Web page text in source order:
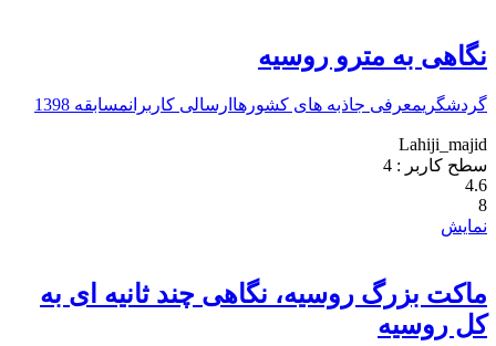
نگاهی به مترو روسیه
گردشگریمعرفی جاذبه های کشورها ارسالی کاربرانمسابقه 1398
Lahiji_majid
سطح کاربر : 4
4.6
8
نمایش
ماکت بزرگ روسیه، نگاهی چند ثانیه ای به
کل روسیه